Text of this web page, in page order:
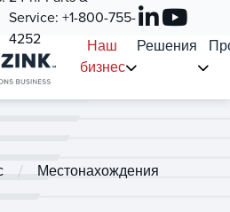
Service: +1-800-755-
4252
Наш
бизнес
Решения
/ Местонахождения